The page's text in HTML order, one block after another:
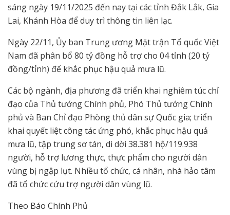
sáng ngày 19/11/2025 đến nay tại các tỉnh Đắk Lắk, Gia
Lai, Khánh Hòa để duy trì thông tin liên lạc.
Ngày 22/11, Ủy ban Trung ương Mặt trận Tổ quốc Việt
Nam đã phân bổ 80 tỷ đồng hỗ trợ cho 04 tỉnh (20 tỷ
đồng/tỉnh) để khắc phục hậu quả mưa lũ.
Các bộ ngành, địa phương đã triển khai nghiêm túc chỉ
đạo của Thủ tướng Chính phủ, Phó Thủ tướng Chính
phủ và Ban Chỉ đạo Phòng thủ dân sự Quốc gia; triển
khai quyết liệt công tác ứng phó, khắc phục hậu quả
mưa lũ, tập trung sơ tán, di dời 38.381 hộ/119.938
người, hỗ trợ lương thực, thực phẩm cho người dân
vùng bị ngập lụt. Nhiều tổ chức, cá nhân, nhà hảo tâm
đã tổ chức cứu trợ người dân vùng lũ.
Theo Báo Chính Phủ